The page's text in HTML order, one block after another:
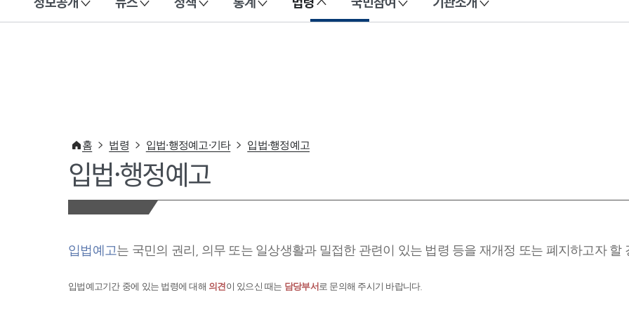
이 누리집은 대한민국 공식 전자정부 누리집입니다.
홈 법령 입법·행정예고·기타 입법·행정예고
입법·행정예고
입법예고는 국민의 권리, 의무 또는 일상생활과 밀접한 관련이 있는 법령 등을 재개정 또는 폐지하고자 할
입법예고기간 중에 있는 법령에 대해 의견이 있으신 때는 담당부서 로 문의해 주시기 바랍니다.